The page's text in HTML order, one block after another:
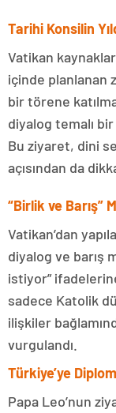
Tarihi Konsilin
Vatikan
içinde planlanan
bir törene
diyalog temalı
Bu ziyaret, dini
açısından da
“Birlik ve Barış”
Vatikan’dan
diyalog ve barış
istiyor”
sadece Katolik
ilişkiler
vurgulandı.
Türkiye’ye
Papa Leo’nun